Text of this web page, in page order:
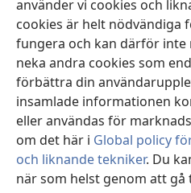
använder vi cookies och
cookies är helt nödvändiga
fungera och kan därför inte
neka andra cookies som
förbättra din
insamlade informationen
eller användas för
om det här i Global policy
och liknande tekniker. Du
när som helst genom att gå
Upphovsrätt för den här
Copyright©2026Watch Tower Bible
Pennsylvania.
ANVÄNDARVILLKOR |
SEKRETESSINSTÄLLNINGAR